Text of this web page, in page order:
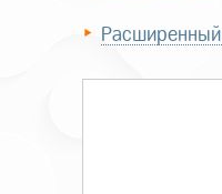
Расширенный